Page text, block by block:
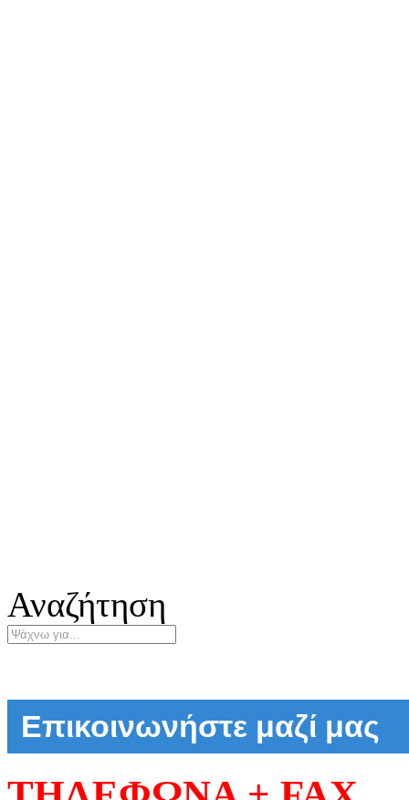
Αναζήτηση
Επικοινωνήστε μαζί μας